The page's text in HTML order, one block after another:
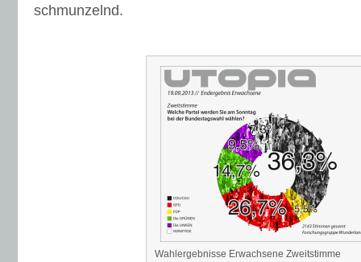
schmunzelnd.
Wahlergebnisse Erwachsene Zweitstimme